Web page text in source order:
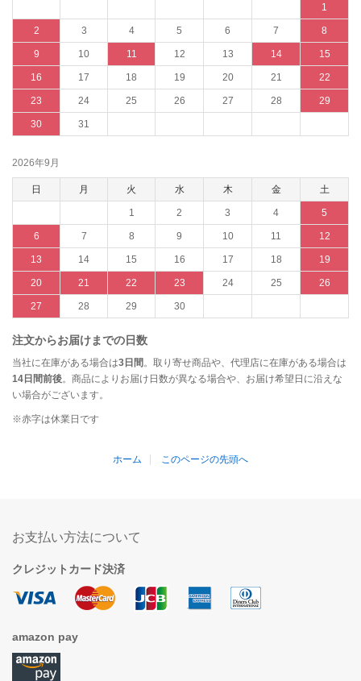
1
2 3 4 5 6 7 8
9 10 11 12 13 14 15
16 17 18 19 20 21 22
23 24 25 26 27 28 29
30 31
2026年9月
日 月 火 水 木 金 土
1 2 3 4 5
6 7 8 9 10 11 12
13 14 15 16 17 18 19
20 21 22 23 24 25 26
27 28 29 30
注文からお届けまでの日数
当社に在庫がある場合は3日間 。取り寄せ商品や、代理店に在庫がある場合は
14日間前後。商品によりお届け日数が異なる場合や、お届け希望日に沿えな
い場合がございます。
※赤字は休業日です
ホーム このページの先頭へ
お支払い方法について
クレジットカード決済
amazon pay